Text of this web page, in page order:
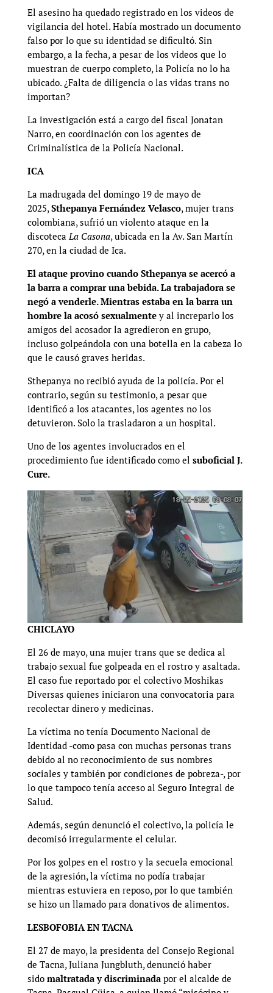
El asesino ha quedado registrado en los videos de
vigilancia del hotel. Había mostrado un documento
falso por lo que su identidad se dificultó. Sin
embargo, a la fecha, a pesar de los videos que lo
muestran de cuerpo completo, la Policía no lo ha
ubicado. ¿Falta de diligencia o las vidas trans no
importan?
La investigación está a cargo del fiscal Jonatan
Narro, en coordinación con los agentes de
Criminalística de la Policía Nacional.
ICA
La madrugada del domingo 19 de mayo de
2025,Sthepanya Fernández Velasco, mujer trans
colombiana, sufrió un violento ataque en la
discotecaLa Casona, ubicada en la Av. San Martín
270, en la ciudad de Ica.
El ataque provino cuando Sthepanya se acercó a
la barra a comprar una bebida. La trabajadora se
negó a venderle. Mientras estaba en la barra un
hombre la acosó sexualmente y al increparlo los
amigos del acosador la agredieron en grupo,
incluso golpeándola con una botella en la cabeza lo
que le causó graves heridas.
Sthepanya no recibió ayuda de la policía. Por el
contrario, según su testimonio, a pesar que
identificó a los atacantes, los agentes no los
detuvieron. Solo la trasladaron a un hospital.
Uno de los agentes involucrados en el
procedimiento fue identificado como el suboficial J.
Cure.
CHICLAYO
El 26 de mayo, una mujer trans que se dedica al
trabajo sexual fue golpeada en el rostro y asaltada.
El caso fue reportado por el colectivo Moshikas
Diversas quienes iniciaron una convocatoria para
recolectar dinero y medicinas.
La víctima no tenía Documento Nacional de
Identidad -como pasa con muchas personas trans
debido al no reconocimiento de sus nombres
sociales y también por condiciones de pobreza-, por
lo que tampoco tenía acceso al Seguro Integral de
Salud.
Además, según denunció el colectivo, la policía le
decomisó irregularmente el celular.
Por los golpes en el rostro y la secuela emocional
de la agresión, la víctima no podía trabajar
mientras estuviera en reposo, por lo que también
se hizo un llamado para donativos de alimentos.
LESBOFOBIA EN TACNA
El 27 de mayo, la presidenta del Consejo Regional
de Tacna, Juliana Jungbluth, denunció haber
sido maltratada y discriminadapor el alcalde de